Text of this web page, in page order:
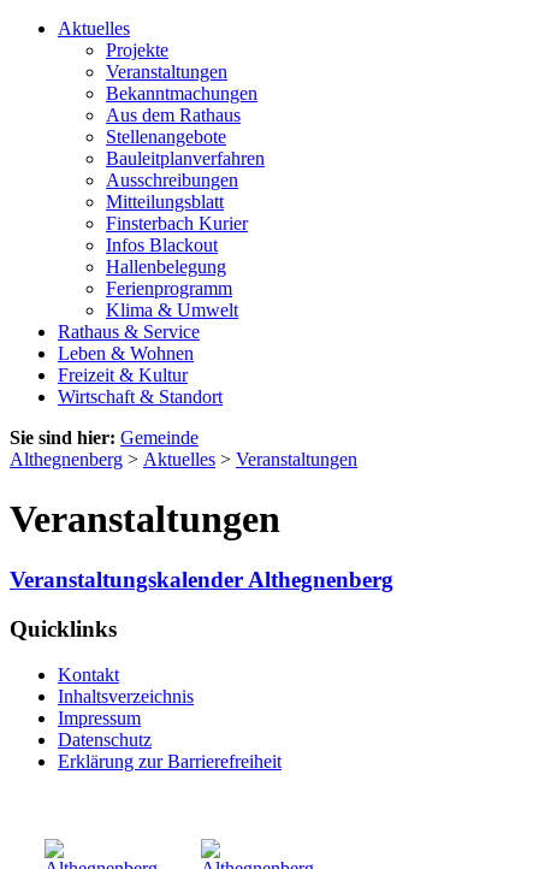
Aktuelles
Projekte
Veranstaltungen
Bekanntmachungen
Aus dem Rathaus
Stellenangebote
Bauleitplanverfahren
Ausschreibungen
Mitteilungsblatt
Finsterbach Kurier
Infos Blackout
Hallenbelegung
Ferienprogramm
Klima & Umwelt
Rathaus & Service
Leben & Wohnen
Freizeit & Kultur
Wirtschaft & Standort
Sie sind hier: Gemeinde
Althegnenberg > Aktuelles > Veranstaltungen
Veranstaltungen
Veranstaltungskalender Althegnenberg
Quicklinks
Kontakt
Inhaltsverzeichnis
Impressum
Datenschutz
Erklärung zur Barrierefreiheit